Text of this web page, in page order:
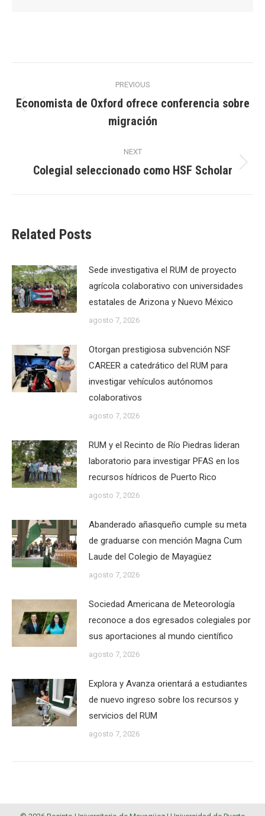
navigation
PREVIOUS
post:
Economista de Oxford ofrece conferencia sobre
migración
NEXT
Next
Colegial seleccionado como HSF Scholar
Related Posts
Sede investigativa el RUM de proyecto
agrícola colaborativo con universidades
estatales de Arizona y Nuevo México
agosto 7, 2026
Otorgan prestigiosa subvención NSF
CAREER a catedrático del RUM para
investigar vehículos autónomos
colaborativos
agosto 7, 2026
RUM y el Recinto de Río Piedras lideran
laboratorio para investigar PFAS en los
recursos hídricos de Puerto Rico
agosto 7, 2026
Abanderado añasqueño cumple su meta
de graduarse con mención Magna Cum
Laude del Colegio de Mayagüez
agosto 7, 2026
Sociedad Americana de Meteorología
reconoce a dos egresados colegiales por
sus aportaciones al mundo científico
agosto 7, 2026
Explora y Avanza orientará a estudiantes
de nuevo ingreso sobre los recursos y
servicios del RUM
agosto 7, 2026